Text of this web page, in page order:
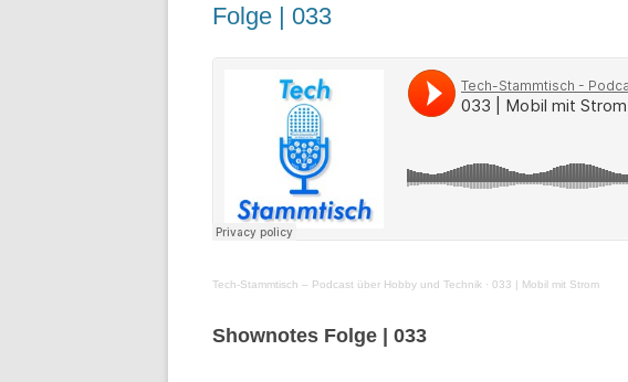
Folge | 033
Tech-Stammtisch – Podcast über Hobby und Technik · 033 | Mobil mit Strom
Shownotes Folge | 033